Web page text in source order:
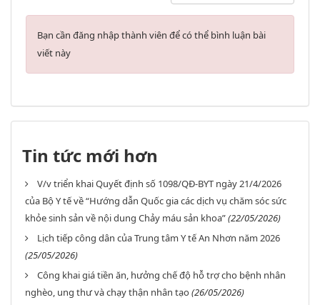
Bạn cần đăng nhập thành viên để có thể bình luận bài
viết này
Tin tức mới hơn
V/v triển khai Quyết định số 1098/QĐ-BYT ngày 21/4/2026
của Bộ Y tế về “Hướng dẫn Quốc gia các dịch vụ chăm sóc sức
khỏe sinh sản về nội dung Chảy máu sản khoa”(22/05/2026)
Lịch tiếp công dân của Trung tâm Y tế An Nhơn năm 2026
(25/05/2026)
Công khai giá tiền ăn, hưởng chế độ hỗ trợ cho bệnh nhân
nghèo, ung thư và chạy thận nhân tạo(26/05/2026)